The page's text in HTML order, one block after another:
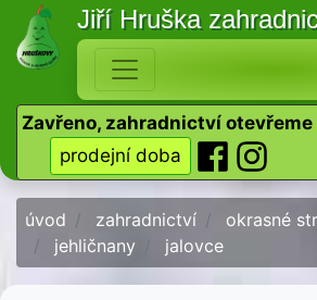
Jiří Hruška
Zavřeno, zahradnictví
prodejní doba
úvod zahradnictví
okrasné
jehličnany
jalovce